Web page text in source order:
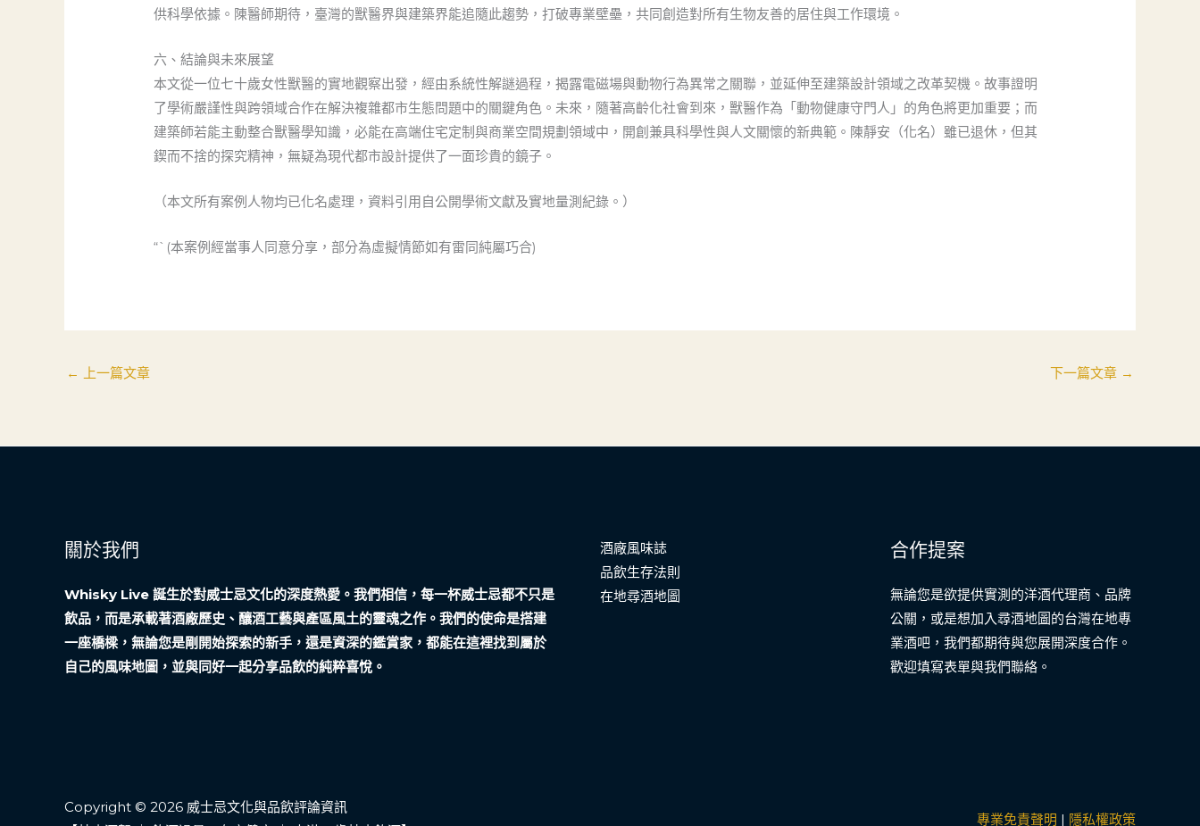
供科學依據。陳醫師期待，臺灣的獸醫界與建築界能追隨此趨勢，打破專業壁壘，共同創造對所有生物友善的居住與工作環境。
六、結論與未來展望
本文從一位七十歲女性獸醫的實地觀察出發，經由系統性解謎過程，揭露電磁場與動物行為異常之關聯，並延伸至建築設計領域之改革契機。故事證明
了學術嚴謹性與跨領域合作在解決複雜都市生態問題中的關鍵角色。未來，隨著高齡化社會到來，獸醫作為「動物健康守門人」的角色將更加重要；而
建築師若能主動整合獸醫學知識，必能在高端住宅定制與商業空間規劃領域中，開創兼具科學性與人文關懷的新典範。陳靜安（化名）雖已退休，但其
鍥而不捨的探究精神，無疑為現代都市設計提供了一面珍貴的鏡子。
（本文所有案例人物均已化名處理，資料引用自公開學術文獻及實地量測紀錄。）
“`(本案例經當事人同意分享，部分為虛擬情節如有雷同純屬巧合)
← 上一篇文章 下一篇文章 →
關於我們
Whisky Live 誕生於對威士忌文化的深度熱愛。我們相信，每一杯威士忌都不只是
飲品，而是承載著酒廠歷史、釀酒工藝與產區風土的靈魂之作。我們的使命是搭建
一座橋樑，無論您是剛開始探索的新手，還是資深的鑑賞家，都能在這裡找到屬於
自己的風味地圖，並與同好一起分享品飲的純粹喜悅。
酒廠風味誌
品飲生存法則
在地尋酒地圖
合作提案
無論您是欲提供實測的洋酒代理商、品牌
公關，或是想加入尋酒地圖的台灣在地專
業酒吧，我們都期待與您展開深度合作。
歡迎填寫表單與我們聯絡。
Copyright © 2026 威士忌文化與品飲評論資訊
專業免責聲明 | 隱私權政策